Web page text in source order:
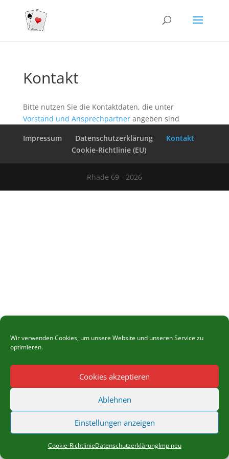
Wir verwenden Cookies, um unsere Website und unseren Service zu
optimieren.
Cookies akzeptieren
Ablehnen
Einstellungen anzeigen
Cookie-RichtlinieDatenschutzerklärungImp neu
Kontakt
Bitte nutzen Sie die Kontaktdaten, die unter
Vorstand und Ansprechpartnerangeben sind
Impressum
Datenschutzerklärung
Kontakt
Cookie-Richtlinie (EU)
Rhade 69 - 2026